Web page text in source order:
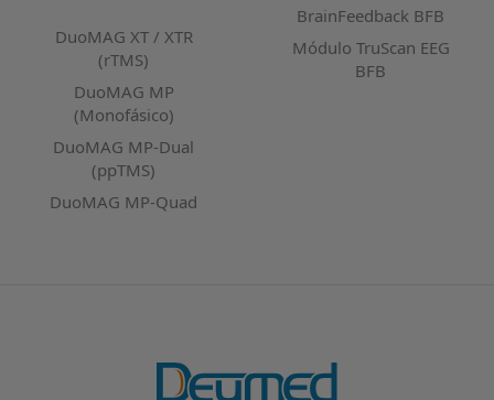
DuoMAG XT / XTR
(rTMS)
DuoMAG MP
(Monofásico)
DuoMAG MP-Dual
(ppTMS)
DuoMAG MP-Quad
BrainFeedback BFB
Módulo TruScan EEG
BFB